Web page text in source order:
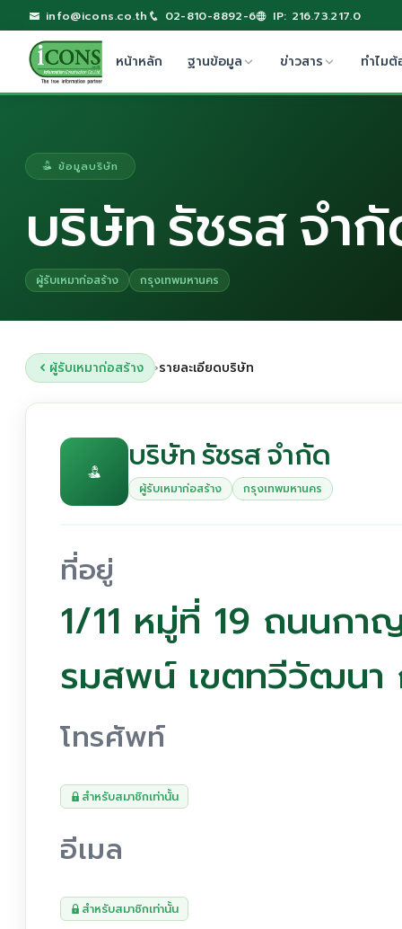
info@icons.co.th 02-810-8892-6 IP: 216.73.217.0
หน้าหลัก ฐานข้อมูล ข่าวสาร ทำไมต้
ข้อมูลบริษัท
บริษัท รัชรส จำ
ผู้รับเหมาก่อสร้าง กรุงเทพมหานคร
ผู้รับเหมาก่อสร้าง ›รายละเอียดบริษัท
บริษัท รัชรส จำกัด
ผู้รับเหมาก่อสร้าง กรุงเทพมหานคร
ที่อยู่
1/11 หมู่ที่ 19 ถนนกา
รมสพน์ เขตทวีวัฒนา
โทรศัพท์
สำหรับสมาชิกเท่านั้น
อีเมล
สำหรับสมาชิกเท่านั้น